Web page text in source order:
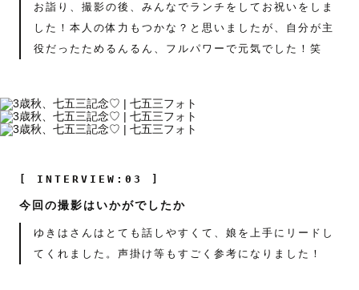
お詣り、撮影の後、みんなでランチをしてお祝いをしま
した！本人の体力もつかな？と思いましたが、自分が主
役だったためるんるん、フルパワーで元気でした！笑
[ INTERVIEW:03 ]
今回の撮影はいかがでしたか
ゆきはさんはとても話しやすくて、娘を上手にリードし
てくれました。声掛け等もすごく参考になりました！